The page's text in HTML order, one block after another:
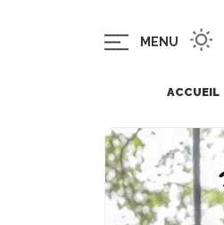
MENU
ACCUEIL